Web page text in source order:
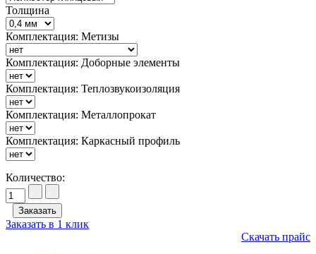
Толщина
Комплектация: Метизы
Комплектация: Доборные элементы
Комплектация: Теплозвукоизоляция
Комплектация: Металлопрокат
Комплектация: Каркасный профиль
Количество:
Заказать в 1 клик
Скачать прайс